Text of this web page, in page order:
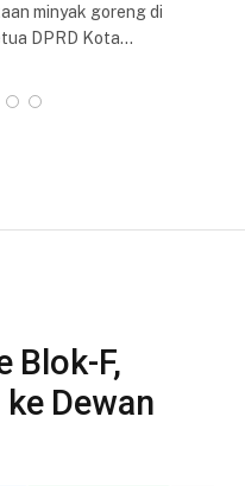
minyak goreng di
DPRD Kota…
Blok-F,
Dewan